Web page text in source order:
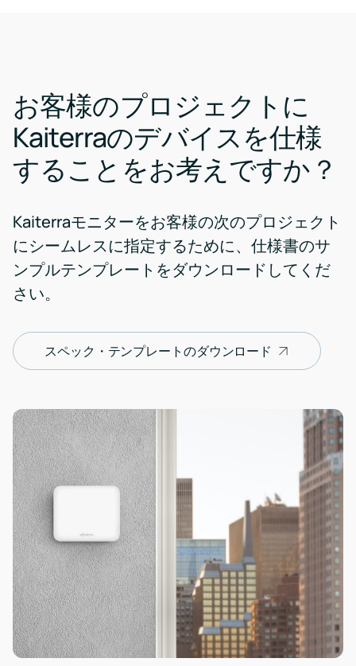
お客様のプロジェクトに
Kaiterraのデバイスを仕様
することをお考えですか？
Kaiterraモニターをお客様の次のプロジェクト
にシームレスに指定するために、仕様書のサ
ンプルテンプレートをダウンロードしてくだ
さい。
スペック・テンプレートのダウンロード